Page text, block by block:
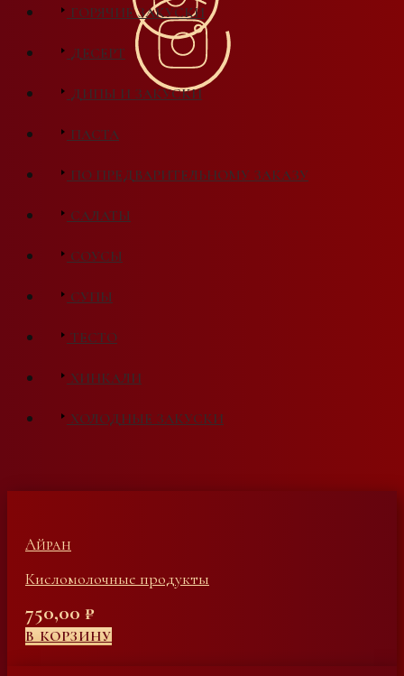
ГОРЯЧИЕ ЗАКУСКИ
ДЕСЕРТ
ДИПЫ И ЗАКУСКИ
ПАСТА
ПО ПРЕДВАРИТЕЛЬНОМУ ЗАКАЗУ
САЛАТЫ
СОУСЫ
СУПЫ
ТЕСТО
ХИНКАЛИ
ХОЛОДНЫЕ ЗАКУСКИ
Айран
Кисломолочные продукты
750,00 ₽
В КОРЗИНУ